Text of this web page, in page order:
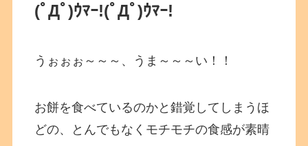
(ﾟДﾟ)ｳﾏｰ!(ﾟДﾟ)ｳﾏｰ!
うぉぉぉ～～～、うま～～～い！！
お餅を食べているのかと錯覚してしまうほ
どの、とんでもなくモチモチの食感が素晴